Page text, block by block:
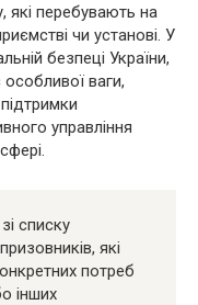
які перебувають на
чи установі. У
безпеці України,
ваги,
управління
списку
які
потреб
інших